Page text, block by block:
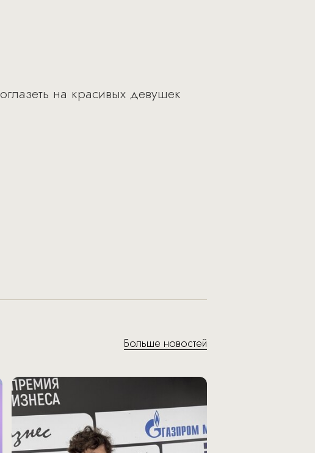
на красивых девушек
Больше новостей